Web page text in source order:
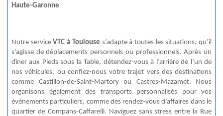
Haute-Garonne
Notre serviceVTC à Toulouse s’adapte à toutes les situations, qu’il
s’agisse de déplacements personnels ou professionnels. Après un
dîner aux Pieds sous la Table, détendez-vous à l’arrière de l’un de
nos véhicules, ou confiez-nous votre trajet vers des destinations
comme Castillon-de-Saint-Martory ou Castres-Mazamet. Nous
organisons également des transports personnalisés pour vos
événements particuliers, comme des rendez-vous d’affaires dans le
quartier de Compans-Caffarelli. Naviguez sans stress entre la Rue